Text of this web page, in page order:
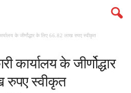
के जीर्णोद्धार के लिए 66.82 लाख रुपए स्वीकृत
कार्यालय के जीर्णोद्धार
रुपए स्वीकृत